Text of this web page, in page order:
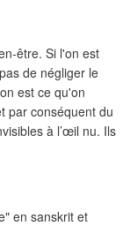
être. Si l'on est
de négliger le
est ce qu'on
par conséquent du
à l’œil nu. Ils
en sanskrit et